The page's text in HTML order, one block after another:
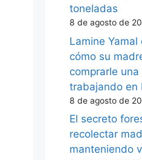
toneladas
8 de agosto de
Lamine
cómo su
comprarle
trabajando en
8 de agosto de
El secreto
recolectar
manteniendo